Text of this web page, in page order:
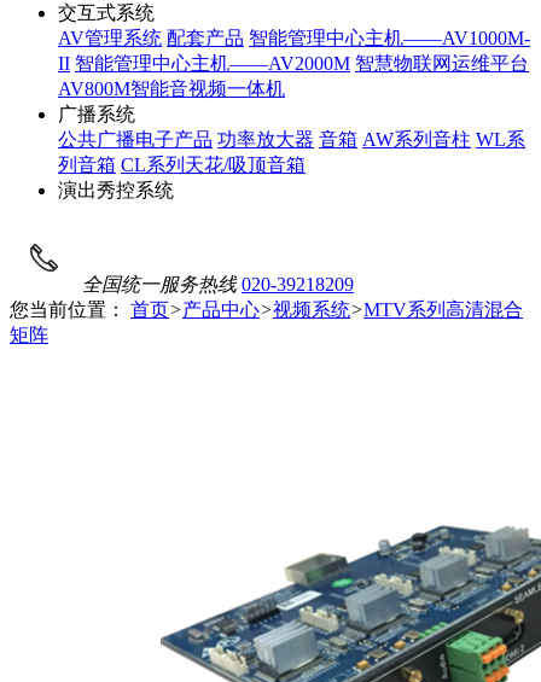
交互式系统
AV管理系统 配套产品 智能管理中心主机——AV1000M-
II 智能管理中心主机——AV2000M 智慧物联网运维平台
AV800M智能音视频一体机
广播系统
公共广播电子产品 功率放大器 音箱 AW系列音柱 WL系
列音箱 CL系列天花/吸顶音箱
演出秀控系统
全国统一服务热线 020-39218209
您当前位置：
首页>产品中心>视频系统>MTV系列高清混合
矩阵